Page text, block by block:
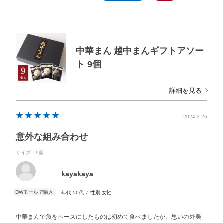
中華まん 越中まんギフトアソー
ト 9個
詳細を見る
2024.3.26
意外な組み合わせ
サイズ：9個
kayakaya
年代:50代 性別:女性
中華まんで魚をベースにしたものは初めて食べましたが、思いの外美